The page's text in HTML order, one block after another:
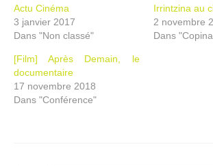
Ramassages citoyens de
Mobilité
ASTRONOMIE
ARCHIVES
Actu Cinéma
3 janvier 2017
Dans "Non classé"
Irrintzina au
2 novembre
Dans
[Film] Après Demain, le
documentaire
17 novembre 2018
Dans "Conférence"